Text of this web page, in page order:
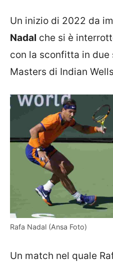
Un inizio di 2022 da
Nadal che si è
con la sconfitta in due
Masters di Indian
Rafa Nadal (Ansa Foto)
Un match nel quale